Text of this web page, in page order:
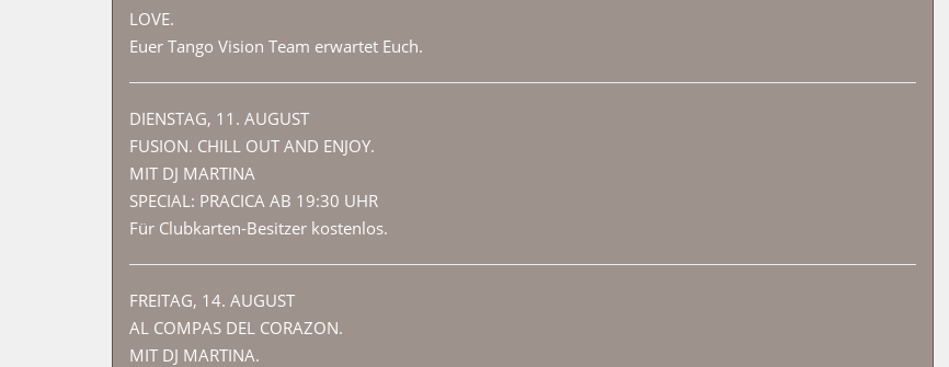
LOVE.
Euer Tango Vision Team erwartet Euch.
DIENSTAG, 11. AUGUST
FUSION. CHILL OUT AND ENJOY.
MIT DJ MARTINA
SPECIAL: PRACICA AB 19:30 UHR
Für Clubkarten-Besitzer kostenlos.
FREITAG, 14. AUGUST
AL COMPAS DEL CORAZON.
MIT DJ MARTINA.